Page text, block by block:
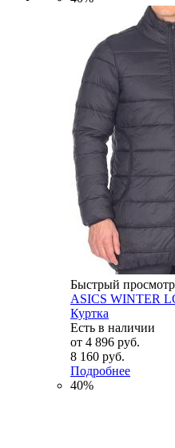
Быстрый просмотр
ASICS WINTER
Куртка
Есть в наличии
от 4 896 руб.
8 160 руб.
Подробнее
40%